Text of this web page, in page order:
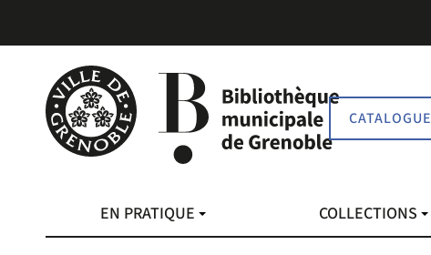
menu
contenu
la
CATALOGUE
EN PRATIQUE COLLECTIONS